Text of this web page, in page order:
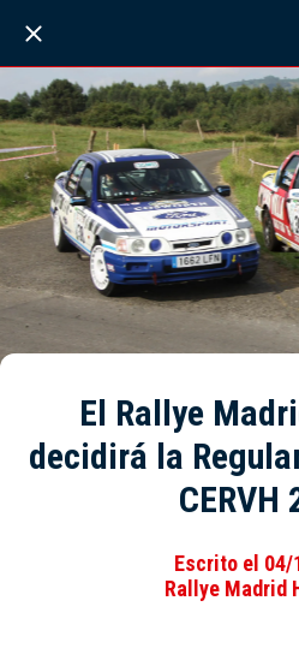
El Rallye
decidirá la
CERVH
Escrito el 04/
Rallye Madrid